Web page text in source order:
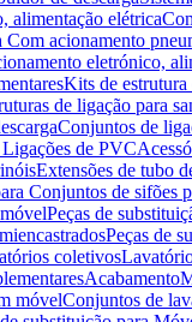
alimentação elétrica
Com acionamento
eletrónico,
Kits de estrutura
de ligação para
Conjuntos de
Ligações de PVC
Extensões de tubo
Conjuntos de sifões
Peças de
Peças de
coletivos
Acabamento
móvelConjuntos de